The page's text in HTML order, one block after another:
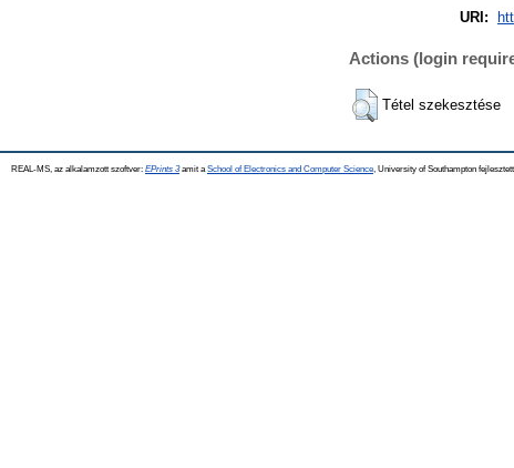
URI:
Actions (login
Tétel szekesztése
REAL-MS, az alkalamzott szoftver: EPrints 3amit a School of Electronics and Computer Science , University of Southampton fejlesztett.